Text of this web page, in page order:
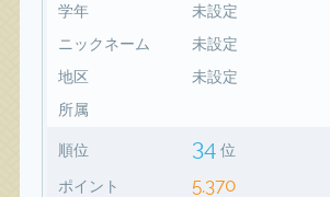
学年
未設定
ニックネーム
未設定
地区
未設定
所属
順位 34 位
ポイント 5,370